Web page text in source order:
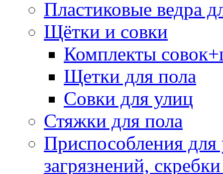
Пластиковые ведра
Щётки и совки
Комплекты
Щетки для пола
Совки для улиц
Стяжки для пола
Приспособления
загрязнений,